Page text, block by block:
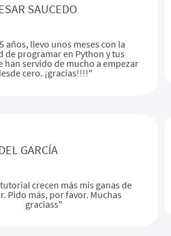
SAUCEDO
años, llevo unos meses con la
de programar en Python y tus
han servido de mucho a empezar
cero. ¡gracias!!!!"
GARCÍA
crecen más mis ganas de
Pido más, por favor. Muchas
graciass"